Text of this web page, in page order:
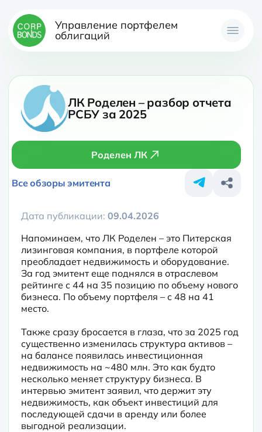
Управление портфелем
облигаций
ЛК Роделен – разбор отчета
РСБУ за 2025
Роделен ЛК
Все обзоры эмитента
Дата публикации: 09.04.2026
Напоминаем, что ЛК Роделен – это Питерская
лизинговая компания, в портфеле которой
преобладает недвижимость и оборудование.
За год эмитент еще поднялся в отраслевом
рейтинге с 44 на 35 позицию по объему нового
бизнеса. По объему портфеля – с 48 на 41
место.
Также сразу бросается в глаза, что за 2025 год
существенно изменилась структура активов –
на балансе появилась инвестиционная
недвижимость на ~480 млн. Это как будто
несколько меняет структуру бизнеса. В
интервью эмитент заявил, что держит эту
недвижимость, как объект инвестиций для
последующей сдачи в аренду или более
выгодной реализации.